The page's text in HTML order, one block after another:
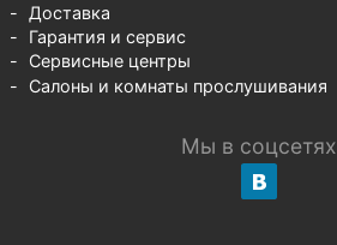
Доставка
Гарантия и сервис
Сервисные центры
Салоны и комнаты прослушивания
Мы в соцсетях